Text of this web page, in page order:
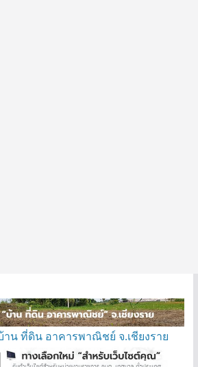
าน ที่ดิน อาคารพาณิชย์ จ.เชียงราย